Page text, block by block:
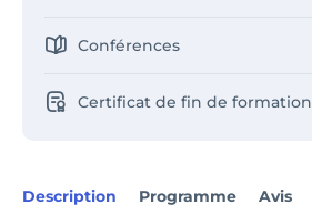
Description Programme Avis
Conférences
Certificat de fin de formation